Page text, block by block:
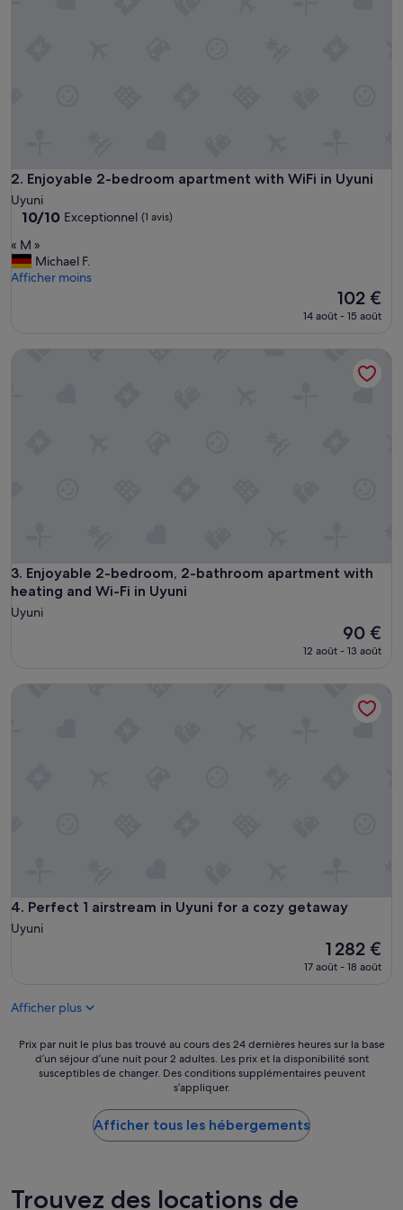
2. Enjoyable 2-bedroom apartment with WiFi in Uyuni
Enjoyable 2-bedroom apartment with WiFi in Uyuni
Uyuni
10.0
10,
Exceptionnel,
(1 avis)
10/10 Exceptionnel (1 avis)
«
M
»
« M »
Michael F.
Afficher moins
Le
nouveau
102 €
102 €
14 août - 15 août
3. Enjoyable 2-bedroom, 2-bathroom apartment with
heating and Wi-Fi in Uyuni
Enjoyable 2-bedroom, 2-bathroom apartment with heating
Uyuni
Le
nouveau
90 €
90 €
12 août - 13 août
Enjoyable 2-bedroom, 2-bathroom apartment with heating
4. Perfect 1 airstream in Uyuni for a cozy getaway
Perfect 1 airstream in Uyuni for a cozy getaway
Uyuni
Le
nouveau
1 282 €
17 août - 18 août
Afficher plus
Prix
des
24 dernières
Prix par nuit le plus bas trouvé au cours des 24 dernières heures sur la base
d’un séjour d’une nuit pour 2 adultes. Les prix et la disponibilité sont
susceptibles de changer. Des conditions supplémentaires peuvent
s’appliquer.
Afficher tous les hébergements
Trouvez des locations de